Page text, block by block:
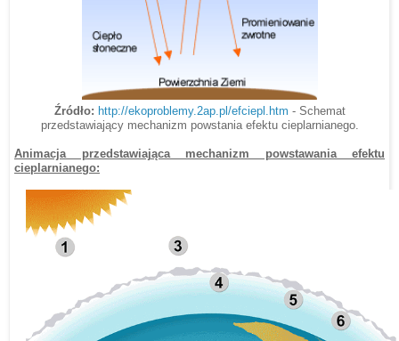
Źródło: http://ekoproblemy.2ap.pl/efciepl.htm - Schemat
przedstawiający mechanizm powstania efektu cieplarnianego.
Animacja przedstawiająca mechanizm powstawania efektu
cieplarnianego: